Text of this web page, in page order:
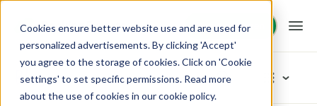
Cookies ensure better website use and are used for
personalized advertisements. By clicking 'Accept'
you agree to the storage of cookies. Click on 'Cookie
settings' to set specific permissions. Read more
about the use of cookies in our cookie policy.
Demo anfragen
Demo anfragen
Plattform
Blog